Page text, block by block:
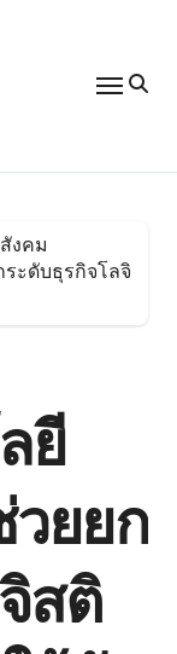
งคม
ะดับธุรกิจโลจิ
ยี
ยยก
สติ